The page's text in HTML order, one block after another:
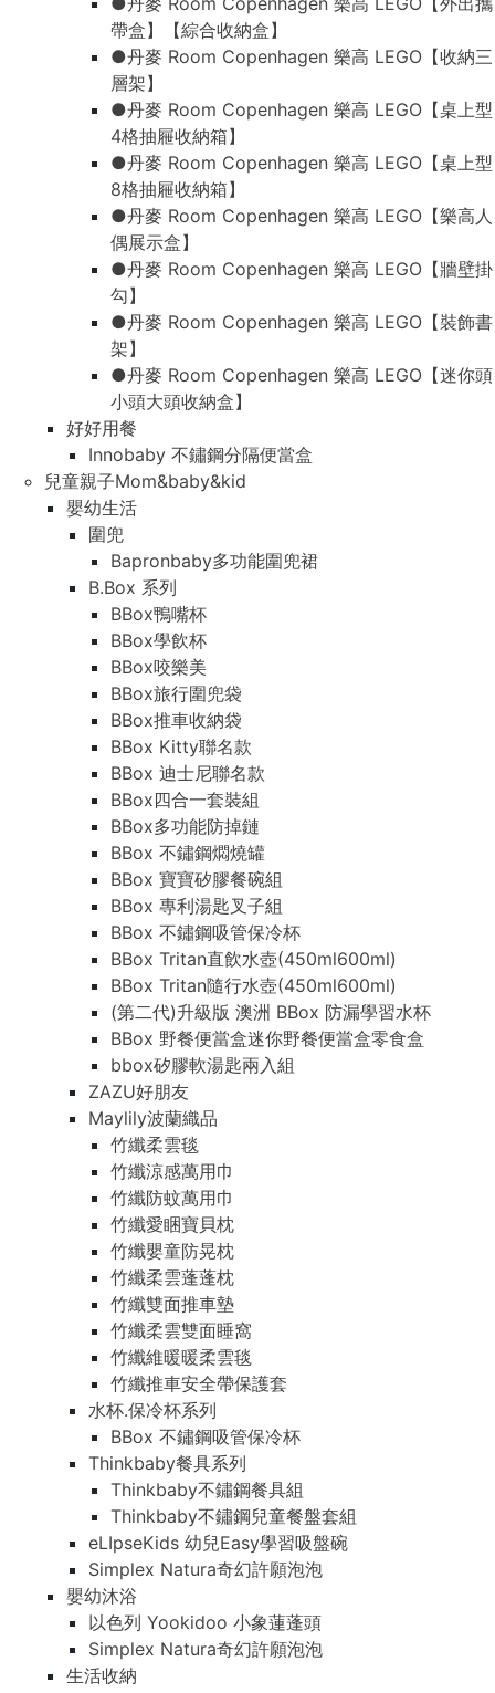
帶盒】【綜合收納盒】
●丹麥 Room Copenhagen 樂高 LEGO【收納三
層架】
●丹麥 Room Copenhagen 樂高 LEGO【桌上型
4格抽屜收納箱】
●丹麥 Room Copenhagen 樂高 LEGO【桌上型
8格抽屜收納箱】
●丹麥 Room Copenhagen 樂高 LEGO【樂高人
偶展示盒】
●丹麥 Room Copenhagen 樂高 LEGO【牆壁掛
勾】
●丹麥 Room Copenhagen 樂高 LEGO【裝飾書
架】
●丹麥 Room Copenhagen 樂高 LEGO【迷你頭
小頭大頭收納盒】
好好用餐
Innobaby 不鏽鋼分隔便當盒
兒童親子Mom&baby&kid
嬰幼生活
圍兜
Bapronbaby多功能圍兜裙
B.Box 系列
BBox鴨嘴杯
BBox學飲杯
BBox咬樂美
BBox旅行圍兜袋
BBox推車收納袋
BBox Kitty聯名款
BBox 迪士尼聯名款
BBox四合一套裝組
BBox多功能防掉鏈
BBox 不鏽鋼燜燒罐
BBox 寶寶矽膠餐碗組
BBox 專利湯匙叉子組
BBox 不鏽鋼吸管保冷杯
BBox Tritan直飲水壺(450ml600ml)
BBox Tritan隨行水壺(450ml600ml)
(第二代)升級版 澳洲 BBox 防漏學習水杯
BBox 野餐便當盒迷你野餐便當盒零食盒
bbox矽膠軟湯匙兩入組
ZAZU好朋友
Maylily波蘭織品
竹纖柔雲毯
竹纖涼感萬用巾
竹纖防蚊萬用巾
竹纖愛睏寶貝枕
竹纖嬰童防晃枕
竹纖柔雲蓬蓬枕
竹纖雙面推車墊
竹纖柔雲雙面睡窩
竹纖維暖暖柔雲毯
竹纖推車安全帶保護套
水杯.保冷杯系列
BBox 不鏽鋼吸管保冷杯
Thinkbaby餐具系列
Thinkbaby不鏽鋼餐具組
Thinkbaby不鏽鋼兒童餐盤套組
eLIpseKids 幼兒Easy學習吸盤碗
Simplex Natura奇幻許願泡泡
嬰幼沐浴
以色列 Yookidoo 小象蓮蓬頭
Simplex Natura奇幻許願泡泡
生活收納